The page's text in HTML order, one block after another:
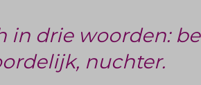
in drie woorden:
nuchter.